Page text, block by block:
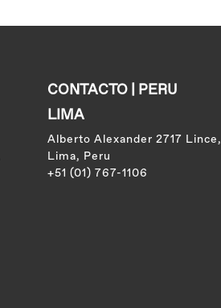
CONTACTO | PERU
LIMA
Alberto Alexander 2717 Lince,
Lima, Peru
+51 (01) 767-1106